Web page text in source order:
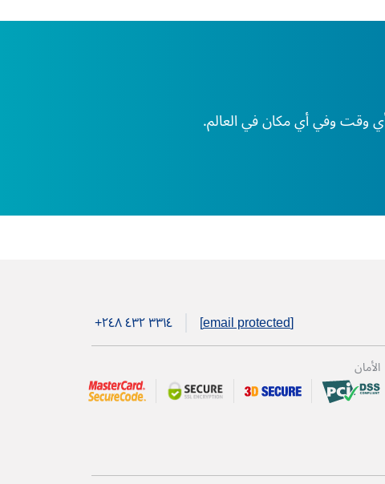
[email protected] +۲٤۸ ٤۳۲ ۳۳۱٤
الأمان